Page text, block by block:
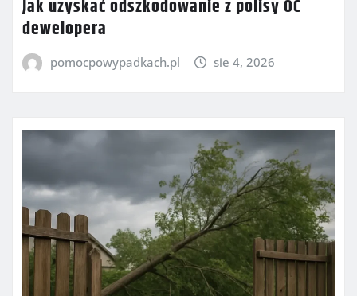
Jak uzyskać odszkodowanie z polisy OC
dewelopera
pomocpowypadkach.pl sie 4, 2026